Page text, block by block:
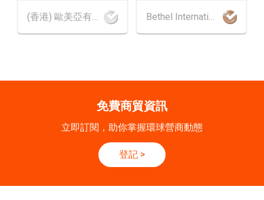
9
SEP
香港
09.09.2026
SEP
運輸物流學會國際會議 2026
「香港好物節 (東盟)」2026
13.10.2026 - 16.10.2026
服飾配件 120cm
免費商貿資訊
立即訂閱，助你掌握環球營商動態
登記 >